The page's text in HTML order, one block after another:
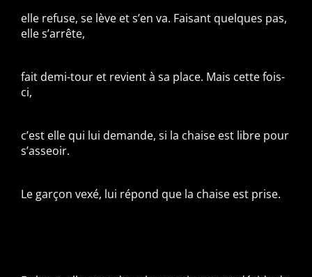
elle refuse, se lève et s’en va. Faisant quelques pas,
elle s’arrête,
fait demi-tour et revient à sa place. Mais cette fois-
ci,
c’est elle qui lui demande, si la chaise est libre pour
s’asseoir.
Le garçon vexé, lui répond que la chaise est prise.